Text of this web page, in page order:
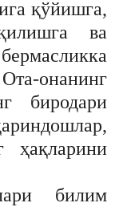
қўйишга,
ва
онанинг
биродари
ҳақларини
билим